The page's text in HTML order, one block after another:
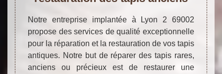
Notre entreprise implantée à Lyon 2 69002
propose des services de qualité exceptionnelle
pour la réparation et la restauration de vos tapis
antiques. Notre but de réparer des tapis rares,
anciens ou précieux est de restaurer une